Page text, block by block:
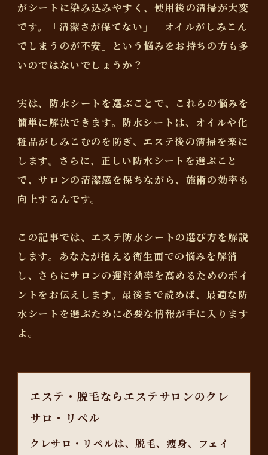
がシートに染み込みやすく、使用後の清掃が大変
です。「清潔さが保てない」「オイルがしみこん
でしまうのが不安」という悩みをお持ちの方も多
いのではないでしょうか？
実は、防水シートを選ぶことで、これらの悩みを
簡単に解決できます。防水シートは、オイルや化
粧品がしみこむのを防ぎ、エステ後の清掃を楽に
します。さらに、正しい防水シートを選ぶこと
で、サロンの清潔感を保ちながら、施術の効率も
向上するんです。
この記事では、エステ防水シートの選び方を解説
します。あなたが抱える衛生面での悩みを解消
し、さらにサロンの運営効率を高めるためのポイ
ントをお伝えします。最後まで読めば、最適な防
水シートを選ぶために必要な情報が手に入ります
よ。
エステ・脱毛ならエステサロンのクレ
サロ・リペル
クレサロ・リペルは、脱毛、痩身、フェイ